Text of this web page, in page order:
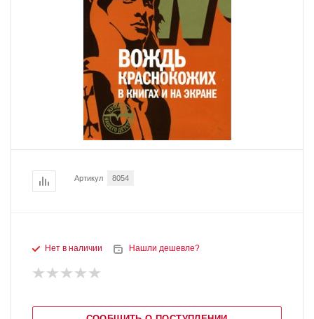
Артикул 8054
Нет в наличии Нашли дешевле?